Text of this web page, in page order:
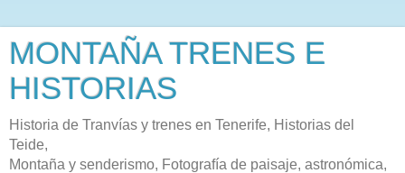
MONTAÑA TRENES E
HISTORIAS
Historia de Tranvías y trenes en Tenerife, Historias del
Teide,
Montaña y senderismo, Fotografía de paisaje, astronómica,